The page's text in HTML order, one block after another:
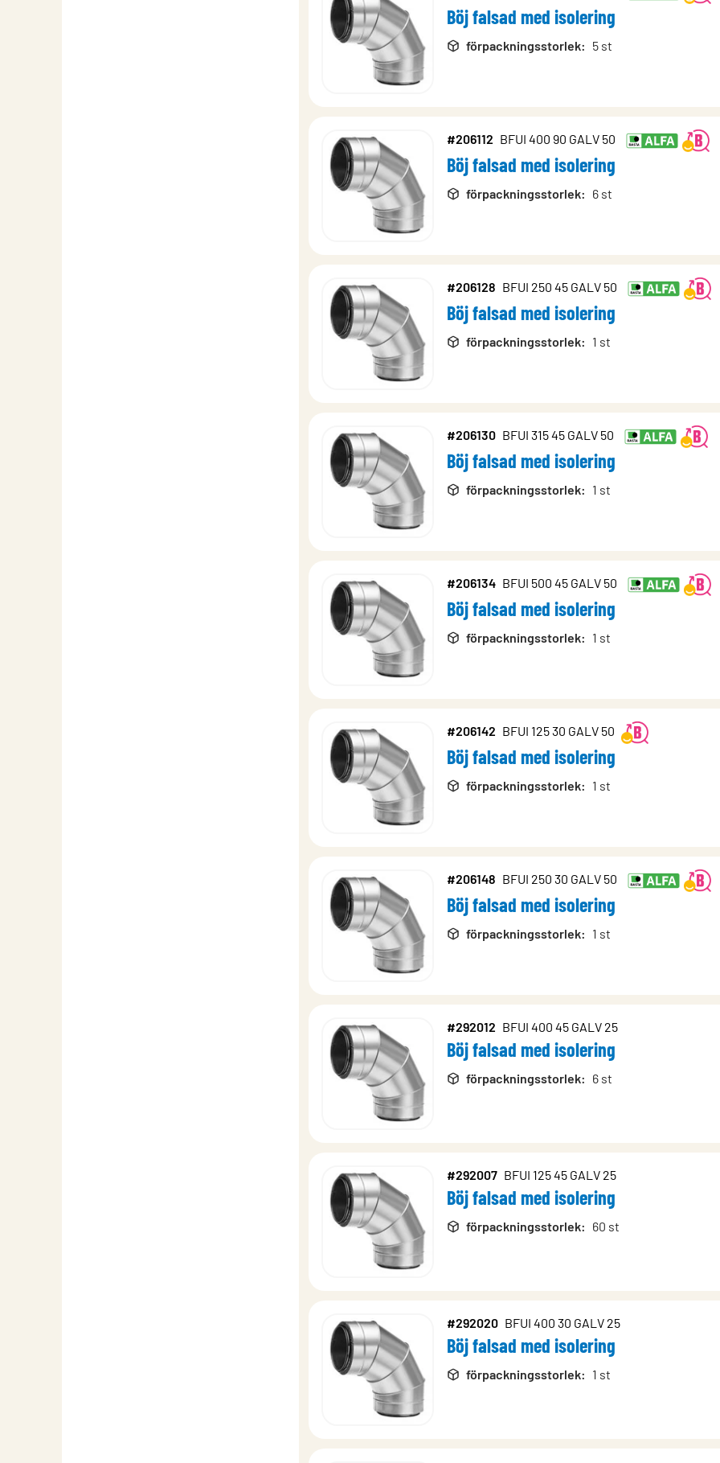
Böj falsad med isolering
förpackningsstorlek: 5 st
#206112 BFUI 400 90 GALV 50
Böj falsad med isolering
förpackningsstorlek: 6 st
#206128 BFUI 250 45 GALV 50
Böj falsad med isolering
förpackningsstorlek: 1 st
#206130 BFUI 315 45 GALV 50
Böj falsad med isolering
förpackningsstorlek: 1 st
#206134 BFUI 500 45 GALV 50
Böj falsad med isolering
förpackningsstorlek: 1 st
#206142 BFUI 125 30 GALV 50
Böj falsad med isolering
förpackningsstorlek: 1 st
#206148 BFUI 250 30 GALV 50
Böj falsad med isolering
förpackningsstorlek: 1 st
#292012 BFUI 400 45 GALV 25
Böj falsad med isolering
förpackningsstorlek: 6 st
#292007 BFUI 125 45 GALV 25
Böj falsad med isolering
förpackningsstorlek: 60 st
#292020 BFUI 400 30 GALV 25
Böj falsad med isolering
förpackningsstorlek: 1 st